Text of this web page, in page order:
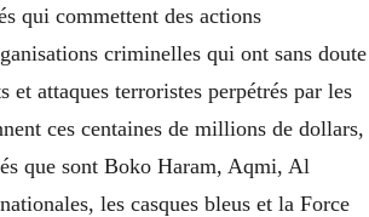
qui commettent des actions
criminelles qui ont sans doute
et attaques terroristes perpétrés par les
ces centaines de millions de dollars,
que sont Boko Haram, Aqmi, Al
les casques bleus et la Force